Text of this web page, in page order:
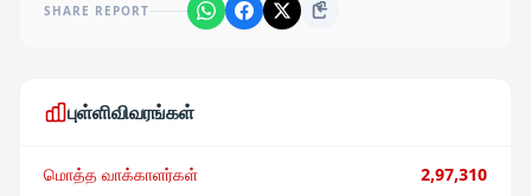
SHARE REPORT
புள்ளிவிவரங்கள்
மொத்த வாக்காளர்கள் 2,97,310